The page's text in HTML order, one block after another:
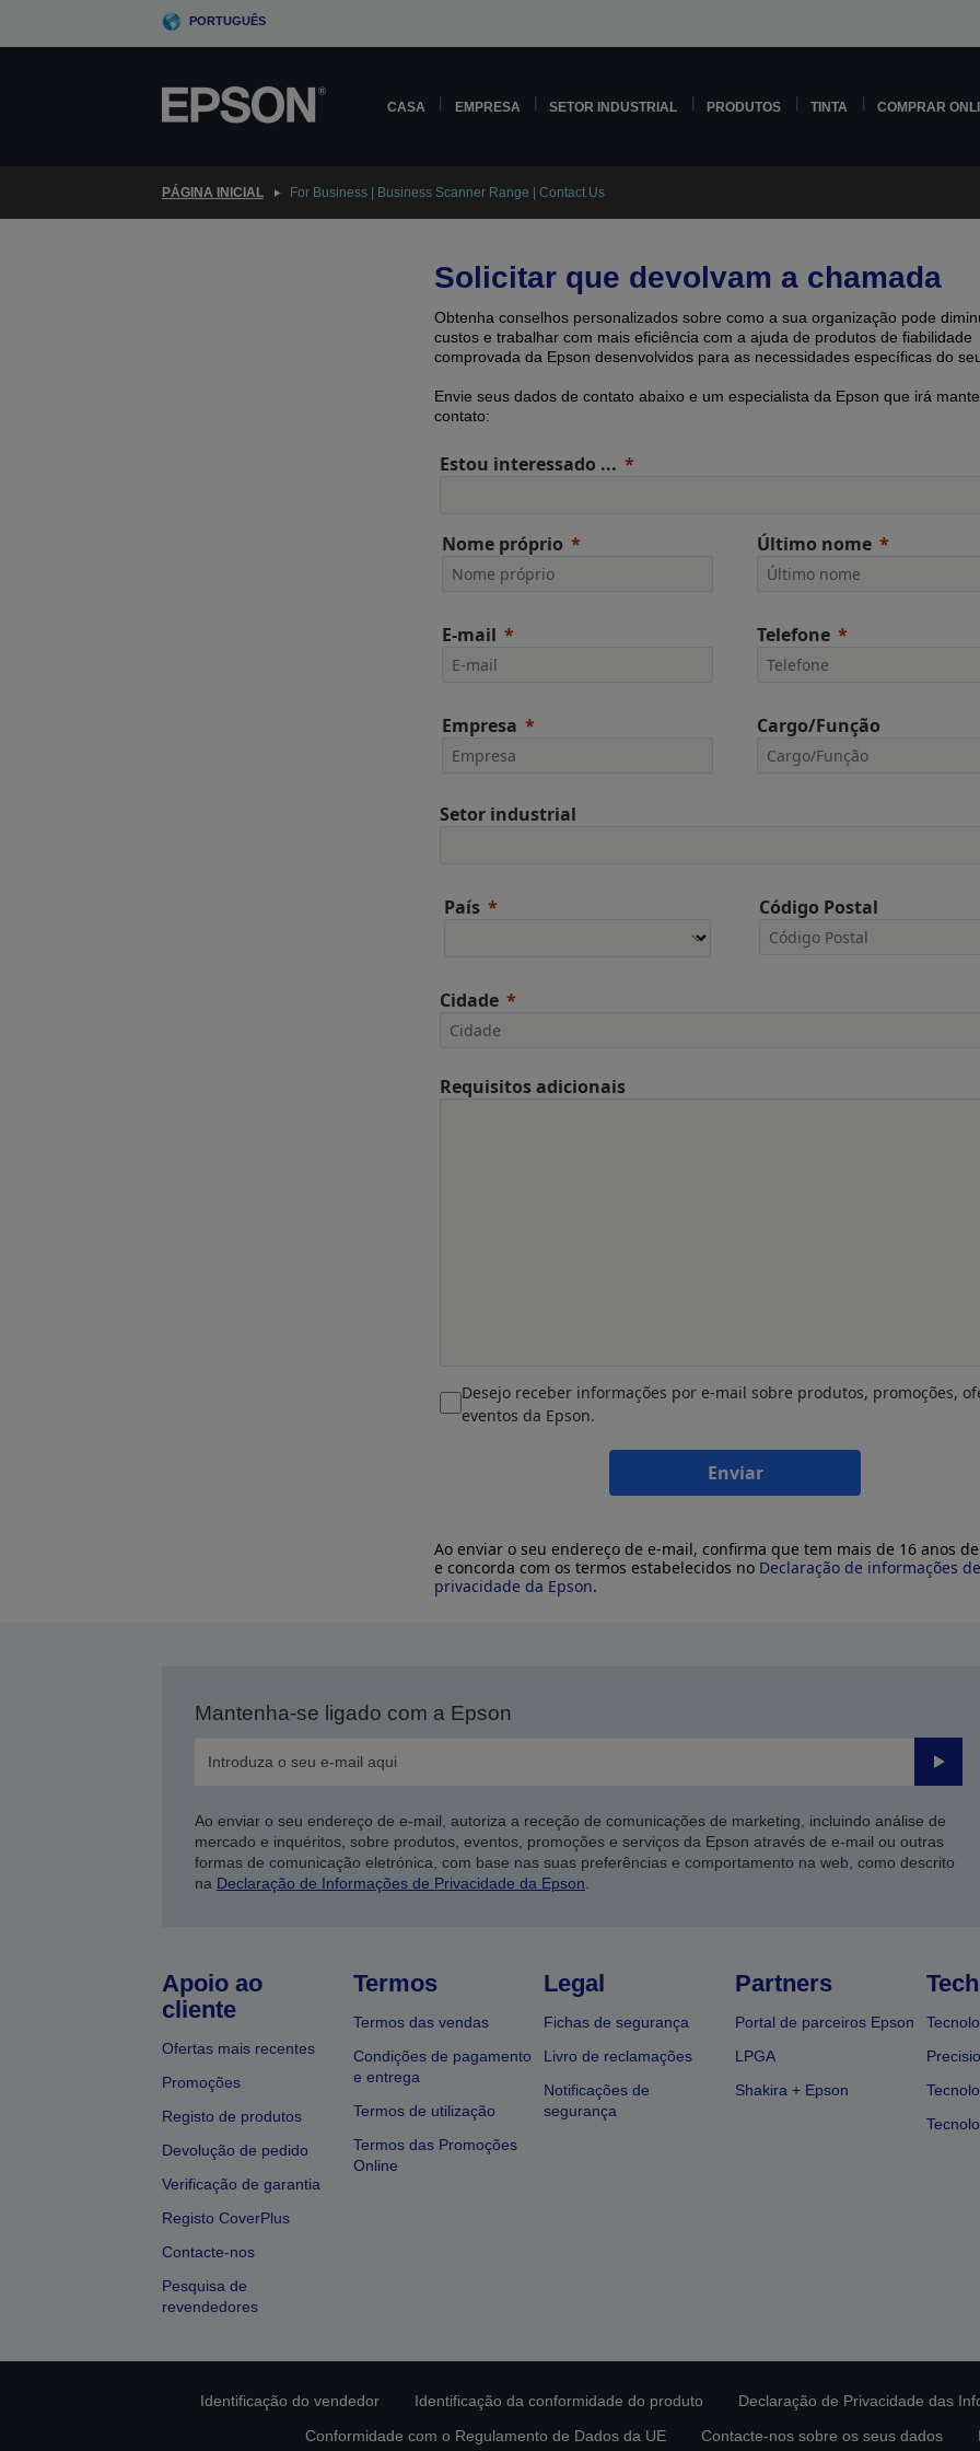
PORTUGUÊS
CASA EMPRESA SETOR INDUSTRIAL PRODUTOS TINTA COMPRAR
PÁGINA INICIAL For Business | Business Scanner Range | Contact Us
Solicitar que devolvam a chamada
Obtenha conselhos personalizados sobre como a sua organização pode
custos e trabalhar com mais eficiência com a ajuda de produtos de fiabilidade
comprovada ​​da Epson desenvolvidos para as necessidades específicas do
Envie seus dados de contato abaixo e um especialista da Epson que irá
contato:
Estou interessado ...
Nome próprio Último nome
E-mail Telefone
Empresa Cargo/Função
Setor industrial
País Código Postal
Cidade
Requisitos adicionais
Desejo receber informações por e-mail sobre produtos, promoções,
eventos da Epson.
Enviar
Ao enviar o seu endereço de e-mail, confirma que tem mais de 16 anos
e concorda com os termos estabelecidos no Declaração de informações de
privacidade da Epson.
Mantenha-se ligado com a Epson
Enviar
Ao enviar o seu endereço de e-mail, autoriza a receção de comunicações de marketing, incluindo análise de
mercado e inquéritos, sobre produtos, eventos, promoções e serviços da Epson através de e-mail ou outras
formas de comunicação eletrónica, com base nas suas preferências e comportamento na web, como descrito
na Declaração de Informações de Privacidade da Epson
Apoio ao
cliente
Ofertas mais recentes
Promoções
Registo de produtos
Devolução de pedido
Verificação de garantia
Registo CoverPlus
Contacte-nos
Pesquisa de
revendedores
Termos
Termos das vendas
Condições de pagamento
e entrega
Termos de utilização
Termos das Promoções
Online
Legal
Fichas de segurança
Livro de reclamações
Notificações de
segurança
Partners
Portal de parceiros Epson
LPGA
Shakira + Epson
Identificação do vendedor Identificação da conformidade do produto Declaração de Privacidade das
Conformidade com o Regulamento de Dados da UE
Contacte-nos sobre os seus dados